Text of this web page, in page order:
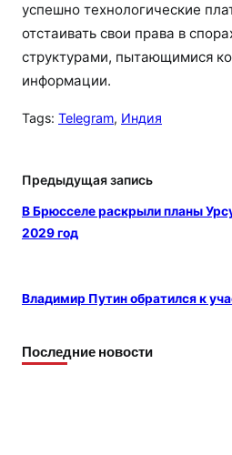
успешно технологические
отстаивать свои права в
структурами, пытающимися
информации.
Tags: Telegram, Индия
Предыдущая запись
В Брюсселе раскрыли планы
2029 год
Владимир Путин обратился к
Последние новости